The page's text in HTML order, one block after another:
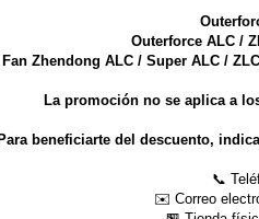
ARTÍCULOS QUE
Outerforce ALC /
Fan Zhendong ALC / Super ALC /
La promoción no se aplica a
Para beneficiarte del descuento,
📞
✉️ Correo